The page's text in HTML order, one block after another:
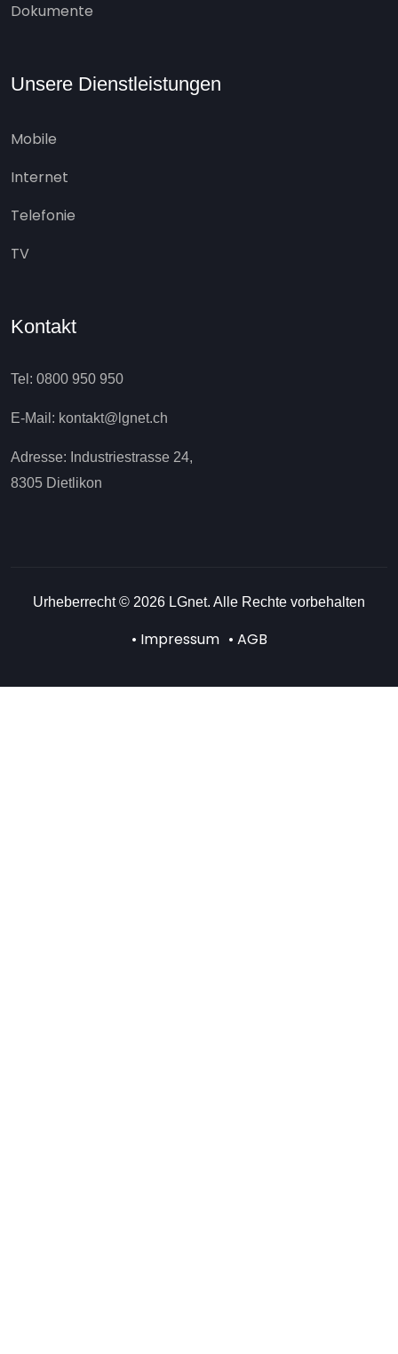
Dokumente
Unsere Dienstleistungen
Mobile
Internet
Telefonie
TV
Kontakt
Tel: 0800 950 950
E-Mail: kontakt@lgnet.ch
Adresse: Industriestrasse 24,
8305 Dietlikon
Urheberrecht © 2026 LGnet. Alle Rechte vorbehalten
• Impressum • AGB